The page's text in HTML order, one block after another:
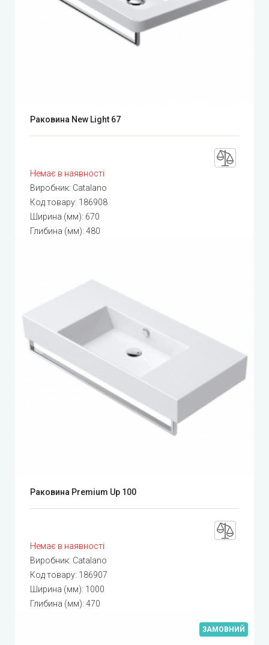
Раковина New Light 67
Немає в наявності
Виробник: Catalano
Код товару: 186908
Ширина (мм): 670
Глибина (мм): 480
Раковина Premium Up 100
Немає в наявності
Виробник: Catalano
Код товару: 186907
Ширина (мм): 1000
Глибина (мм): 470
ЗАМОВНИЙ